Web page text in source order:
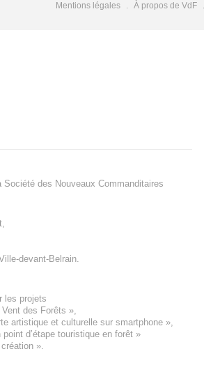
Mentions légales À propos de VdF
Société des Nouveaux Commanditaires
,
devant-Belrain.
les projets
des Forêts »,
artistique et culturelle sur smartphone »,
point d’étape touristique en forêt »
création ».